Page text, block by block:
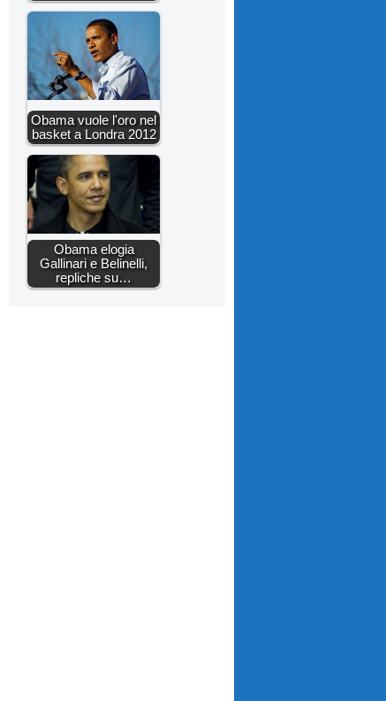
Obama vuole l'oro nel
basket a Londra 2012
Obama elogia
Gallinari e Belinelli,
repliche su…